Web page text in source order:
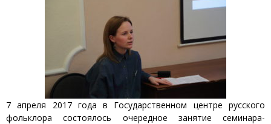
7 апреля 2017 года в Государственном центре русского
фольклора состоялось очередное занятие семинара-